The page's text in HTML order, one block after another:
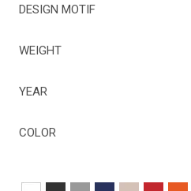
DESIGN MOTIF
WEIGHT
YEAR
COLOR